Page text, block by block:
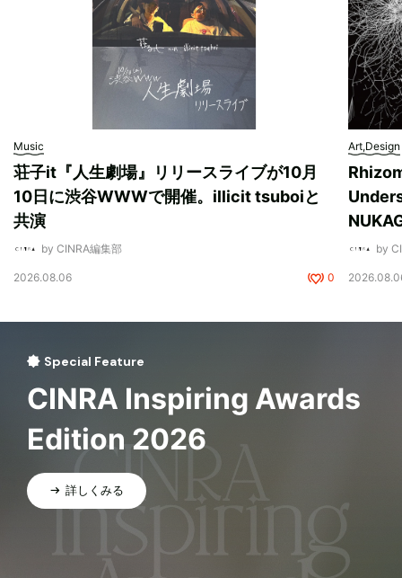
Music
荘子it『人生劇場』リリースライブが10月
10日に渋谷WWWで開催。illicit tsuboiと
共演
by CINRA編集部
2026.08.06 0
Art,Design
by
Special Feature
CINRA Inspiring Awards
Edition 2026
詳しくみる